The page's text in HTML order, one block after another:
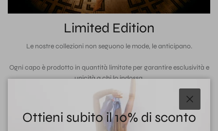
Limited Edition
Le nostre collezioni non seguono le mode, le anticipano.
Ogni capo è prodotto in quantità limitate per garantire esclusività e
unicità a chi lo indossa.
Chiudi
Ottieni subito il 10% di sconto